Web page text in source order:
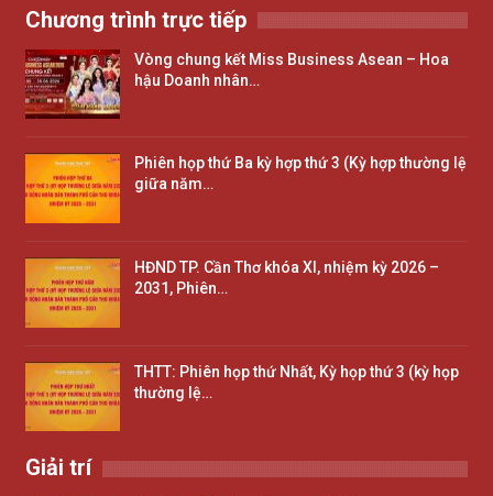
Chương trình trực tiếp
Vòng chung kết Miss Business Asean – Hoa
hậu Doanh nhân…
Phiên họp thứ Ba kỳ hợp thứ 3 (Kỳ hợp thường lệ
giữa năm…
HĐND TP. Cần Thơ khóa XI, nhiệm kỳ 2026 –
2031, Phiên…
THTT: Phiên họp thứ Nhất, Kỳ họp thứ 3 (kỳ họp
thường lệ…
Giải trí